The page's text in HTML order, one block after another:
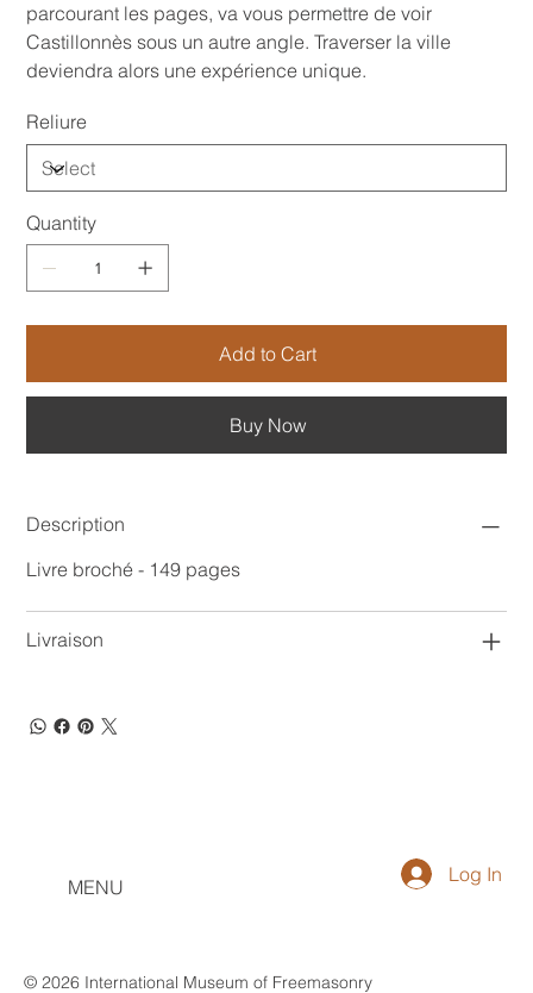
parcourant les pages, va vous permettre de voir
Castillonnès sous un autre angle. Traverser la ville
deviendra alors une expérience unique.
Reliure
Quantity
Add to Cart
Buy Now
Description
Livre broché - 149 pages
Livraison
© 2026 International Museum of Freemasonry
MENU
Log In